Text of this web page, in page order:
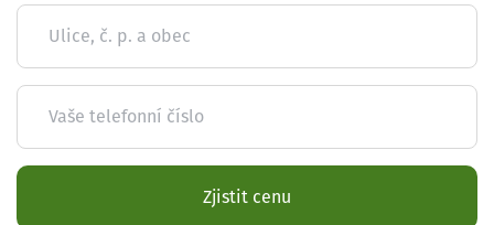
Ulice, č. p. a obec
Vaše telefonní číslo
Zjistit cenu